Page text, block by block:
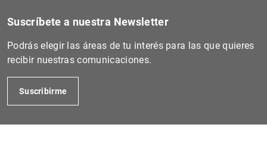
Suscríbete a nuestra Newsletter
Podrás elegir las áreas de tu interés para las que quieres
recibir nuestras comunicaciones.
Suscribirme